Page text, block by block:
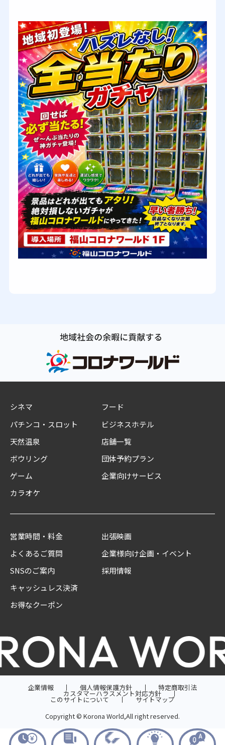
シネマ
パチンコ・スロット
天然温泉
ボウリング
ゲーム
カラオケ
フード
ビジネスホテル
店舗一覧
団体予約プラン
企業向けサービス
営業時間・料金
よくあるご質問
SNSのご案内
キャッシュレス決済
お得なクーポン
出張映画
企業様向け企画・イベント
採用情報
企業情報 個人情報保護方針 特定商取引法
カスタマーハラスメント対応方針
このサイトについて
サイトマップ
Copyright © Korona World,All right reserved.